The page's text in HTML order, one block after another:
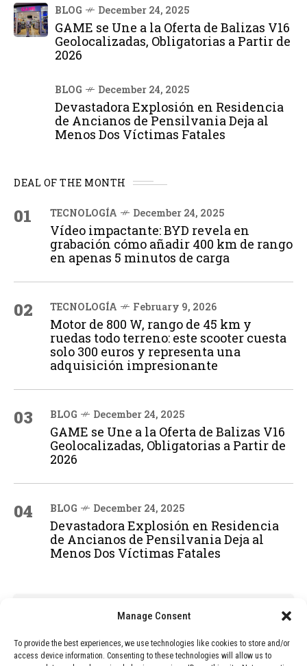
Manage Consent
To provide the best experiences, we use technologies like cookies to store and/or
access device information. Consenting to these technologies will allow us to
BLOG December 24, 2025
GAME se Une a la Oferta de Balizas V16
Geolocalizadas, Obligatorias a Partir de
2026
BLOG December 24, 2025
Devastadora Explosión en Residencia
de Ancianos de Pensilvania Deja al
Menos Dos Víctimas Fatales
DEAL OF THE MONTH
01 TECNOLOGÍA December 24, 2025
Vídeo impactante: BYD revela en
grabación cómo añadir 400 km de rango
en apenas 5 minutos de carga
02 TECNOLOGÍA February 9, 2026
Motor de 800 W, rango de 45 km y
ruedas todo terreno: este scooter cuesta
solo 300 euros y representa una
adquisición impresionante
03 BLOG December 24, 2025
GAME se Une a la Oferta de Balizas V16
Geolocalizadas, Obligatorias a Partir de
2026
04 BLOG December 24, 2025
Devastadora Explosión en Residencia
de Ancianos de Pensilvania Deja al
Menos Dos Víctimas Fatales